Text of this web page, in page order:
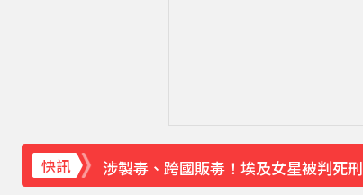
快訊 涉製毒、跨國販毒！埃及女星被判死刑